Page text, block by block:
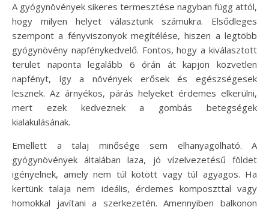
A gyógynövények sikeres termesztése nagyban függ attól,
hogy milyen helyet választunk számukra. Elsődleges
szempont a fényviszonyok megítélése, hiszen a legtöbb
gyógynövény napfénykedvelő. Fontos, hogy a kiválasztott
terület naponta legalább 6 órán át kapjon közvetlen
napfényt, így a növények erősek és egészségesek
lesznek. Az árnyékos, párás helyeket érdemes elkerülni,
mert ezek kedveznek a gombás betegségek
kialakulásának.
Emellett a talaj minősége sem elhanyagolható. A
gyógynövények általában laza, jó vízelvezetésű földet
igényelnek, amely nem túl kötött vagy túl agyagos. Ha
kertünk talaja nem ideális, érdemes komposzttal vagy
homokkal javítani a szerkezetén. Amennyiben balkonon